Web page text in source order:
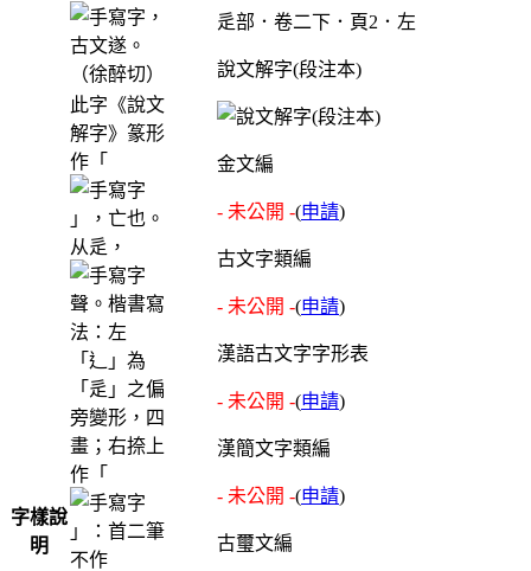
，
古文遂。
（徐醉切）
字樣說
明
此字《說文
解字》篆形
作「
」，亡也。
从辵，
聲。楷書寫
法：左
「辶」為
「辵」之偏
旁變形，四
畫；右捺上
作「
」：首二筆
不作
辵部．卷二下．頁2．左
說文解字(段注本)
金文編
- 未公開 -(申請)
古文字類編
- 未公開 -(申請)
漢語古文字字形表
- 未公開 -(申請)
漢簡文字類編
- 未公開 -(申請)
古璽文編